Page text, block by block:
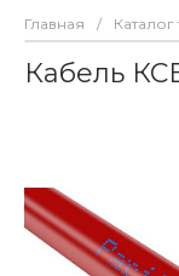
Главная /
Кабель